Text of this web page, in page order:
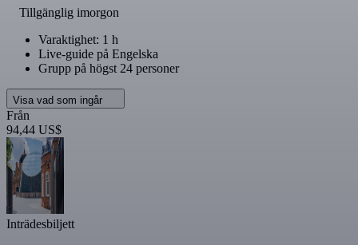
Tillgänglig imorgon
Varaktighet: 1 h
Live-guide på Engelska
Grupp på högst 24 personer
Visa vad som ingår
Från
94,44 US$
Inträdesbiljett